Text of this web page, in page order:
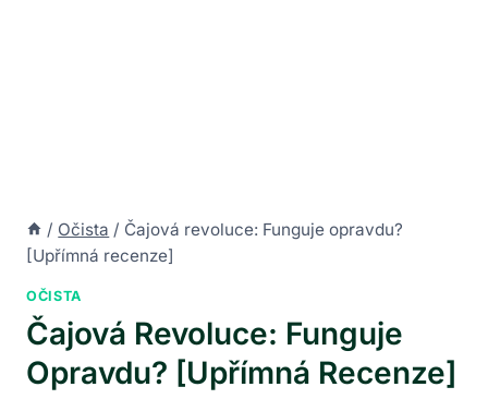
/ Očista / Čajová revoluce: Funguje opravdu?
[Upřímná recenze]
OČISTA
Čajová Revoluce: Funguje
Opravdu? [Upřímná Recenze]